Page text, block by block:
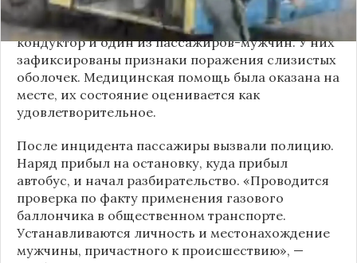
По предварительным данным, пострадали
кондуктор и один из пассажиров-мужчин. У них
зафиксированы признаки поражения слизистых
оболочек. Медицинская помощь была оказана на
месте, их состояние оценивается как
удовлетворительное.
После инцидента пассажиры вызвали полицию.
Наряд прибыл на остановку, куда прибыл
автобус, и начал разбирательство. «Проводится
проверка по факту применения газового
баллончика в общественном транспорте.
Устанавливаются личность и местонахождение
мужчины, причастного к происшествию», —